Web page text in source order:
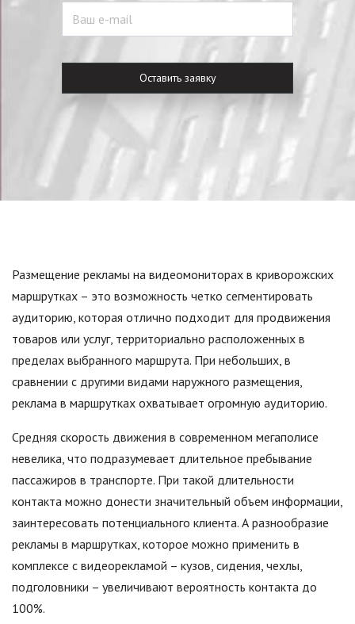
Размещение рекламы на видеомониторах в криворожских
маршрутках – это возможность четко сегментировать
аудиторию, которая отлично подходит для продвижения
товаров или услуг, территориально расположенных в
пределах выбранного маршрута. При небольших, в
сравнении с другими видами наружного размещения,
реклама в маршрутках охватывает огромную аудиторию.
Средняя скорость движения в современном мегаполисе
невелика, что подразумевает длительное пребывание
пассажиров в транспорте. При такой длительности
контакта можно донести значительный объем информации,
заинтересовать потенциального клиента. А разнообразие
рекламы в маршрутках, которое можно применить в
комплексе с видеорекламой – кузов, сидения, чехлы,
подголовники – увеличивают вероятность контакта до
100%.